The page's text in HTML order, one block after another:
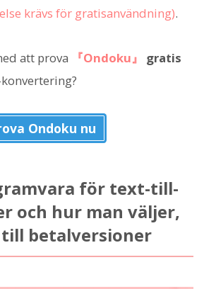
krävs för gratisanvändning).
att prova 『Ondoku』
gratis
Ondoku nu
för text-till-
och hur man väljer,
betalversioner